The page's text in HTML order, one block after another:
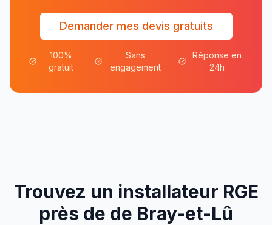
Demander mes devis gratuits
100%
gratuit
Sans
engagement
Réponse en
24h
Trouvez un installateur RGE
près de de Bray-et-Lû